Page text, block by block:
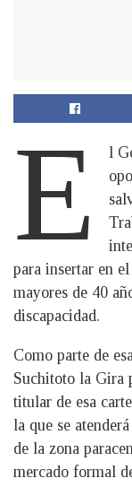
E
l
para insertar en
mayores de 40
discapacidad.
Como parte de
Suchitoto la Gira
titular de esa
la que se
de la zona
mercado formal